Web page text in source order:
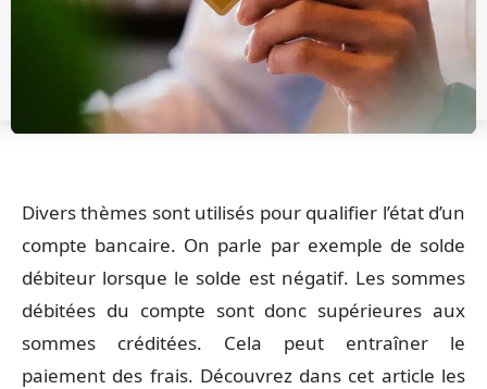
Divers thèmes sont utilisés pour qualifier l’état d’un
compte bancaire. On parle par exemple de solde
débiteur lorsque le solde est négatif. Les sommes
débitées du compte sont donc supérieures aux
sommes créditées. Cela peut entraîner le
paiement des frais. Découvrez dans cet article les